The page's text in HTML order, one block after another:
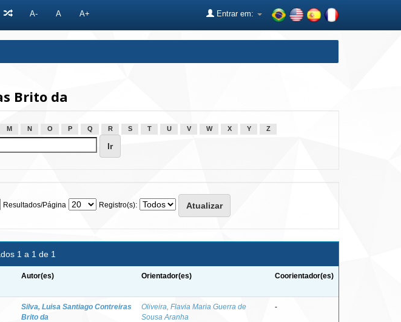
A- A A+ Entrar em:
Brito da
M N O P Q R S T U V W X Y Z
Resultados/Página Registro(s):
1 a 1 de 1
Autor(es) Orientador(es) Coorientador(es)
Silva, Luisa Santiago Contreiras
Brito da
Oliveira, Flavia Maria Guerra de
Sousa Aranha
-